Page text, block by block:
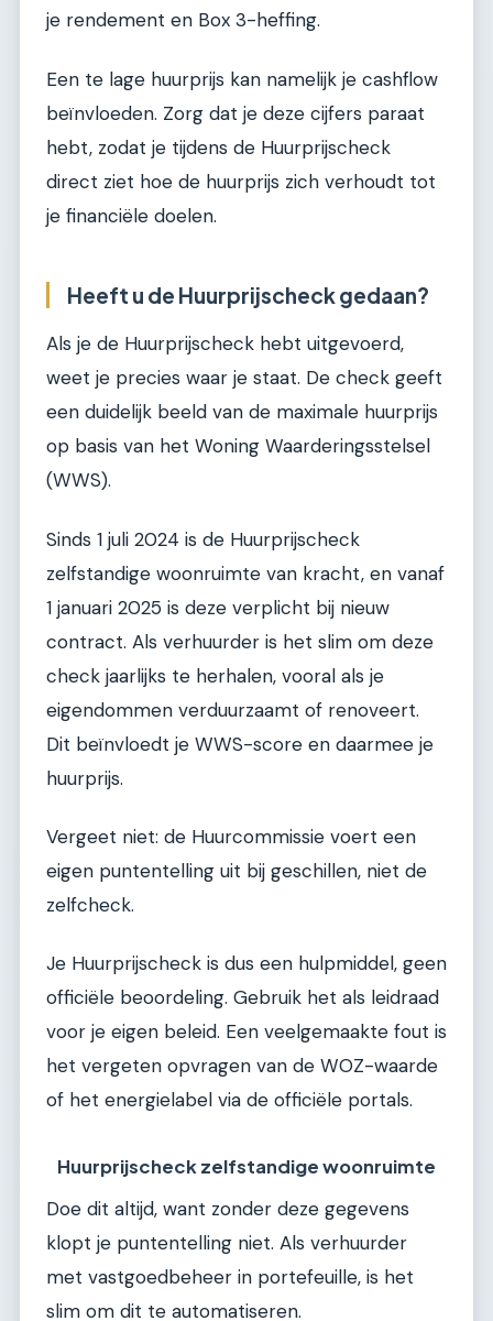
je rendement en Box 3-heffing.
Een te lage huurprijs kan namelijk je cashflow
beïnvloeden. Zorg dat je deze cijfers paraat
hebt, zodat je tijdens de Huurprijscheck
direct ziet hoe de huurprijs zich verhoudt tot
je financiële doelen.
Heeft u de Huurprijscheck gedaan?
Als je de Huurprijscheck hebt uitgevoerd,
weet je precies waar je staat. De check geeft
een duidelijk beeld van de maximale huurprijs
op basis van het Woning Waarderingsstelsel
(WWS).
Sinds 1 juli 2024 is de Huurprijscheck
zelfstandige woonruimte van kracht, en vanaf
1 januari 2025 is deze verplicht bij nieuw
contract. Als verhuurder is het slim om deze
check jaarlijks te herhalen, vooral als je
eigendommen verduurzaamt of renoveert.
Dit beïnvloedt je WWS-score en daarmee je
huurprijs.
Vergeet niet: de Huurcommissie voert een
eigen puntentelling uit bij geschillen, niet de
zelfcheck.
Je Huurprijscheck is dus een hulpmiddel, geen
officiële beoordeling. Gebruik het als leidraad
voor je eigen beleid. Een veelgemaakte fout is
het vergeten opvragen van de WOZ-waarde
of het energielabel via de officiële portals.
Huurprijscheck zelfstandige woonruimte
Doe dit altijd, want zonder deze gegevens
klopt je puntentelling niet. Als verhuurder
met vastgoedbeheer in portefeuille, is het
slim om dit te automatiseren.